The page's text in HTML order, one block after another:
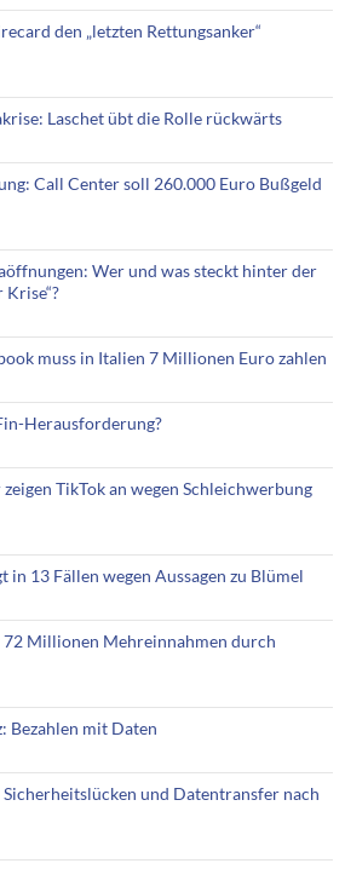
den „letzten Rettungsanker“
Laschet übt die Rolle rückwärts
Call Center soll 260.000 Euro Bußgeld
Wer und was steckt hinter der
muss in Italien 7 Millionen Euro zahlen
Herausforderung?
TikTok an wegen Schleichwerbung
in 13 Fällen wegen Aussagen zu Blümel
72 Millionen Mehreinnahmen durch
Bezahlen mit Daten
und Datentransfer nach